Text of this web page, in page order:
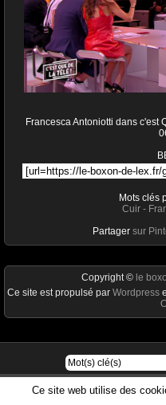
Francesca Antoniotti dans c'est
Mots clés
Cuir-
Partager sur
Ce site web utilise des
Copyright © le
Ce site est propulsé par Wordpress